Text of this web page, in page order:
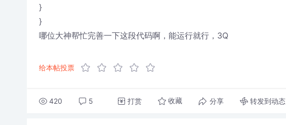
}
}
哪位大神帮忙完善一下这段代码啊，能运行就行，3Q
给本帖投票
420 5 打赏 收藏 分享 转发到动态